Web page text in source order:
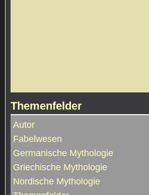
Themenfelder
Autor
Fabelwesen
Germanische Mythologie
Griechische Mythologie
Nordische Mythologie